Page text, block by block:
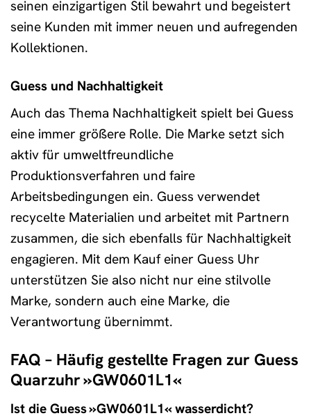
seinen einzigartigen Stil bewahrt und begeistert
seine Kunden mit immer neuen und aufregenden
Kollektionen.
Guess und Nachhaltigkeit
Auch das Thema Nachhaltigkeit spielt bei Guess
eine immer größere Rolle. Die Marke setzt sich
aktiv für umweltfreundliche
Produktionsverfahren und faire
Arbeitsbedingungen ein. Guess verwendet
recycelte Materialien und arbeitet mit Partnern
zusammen, die sich ebenfalls für Nachhaltigkeit
engagieren. Mit dem Kauf einer Guess Uhr
unterstützen Sie also nicht nur eine stilvolle
Marke, sondern auch eine Marke, die
Verantwortung übernimmt.
FAQ – Häufig gestellte Fragen zur Guess
Quarzuhr »GW0601L1«
Ist die Guess »GW0601L1« wasserdicht?